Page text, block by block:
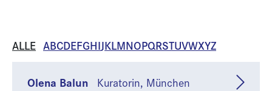
ALLE ABCDEFGHIJKLMNOPQRSTUVWXYZ
Olena Balun Kuratorin, München